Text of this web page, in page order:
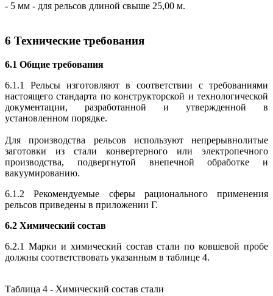
- 5 мм - для рельсов длиной свыше 25,00 м.
6 Технические требования
6.1 Общие требования
6.1.1 Рельсы изготовляют в соответствии с требованиями
настоящего стандарта по конструкторской и технологической
документации, разработанной и утвержденной в
установленном порядке.
Для производства рельсов используют непрерывнолитые
заготовки из стали конвертерного или электропечного
производства, подвергнутой внепечной обработке и
вакуумированию.
6.1.2 Рекомендуемые сферы рационального применения
рельсов приведены в приложении Г.
6.2 Химический состав
6.2.1 Марки и химический состав стали по ковшевой пробе
должны соответствовать указанным в таблице 4.
Таблица 4 - Химический состав стали